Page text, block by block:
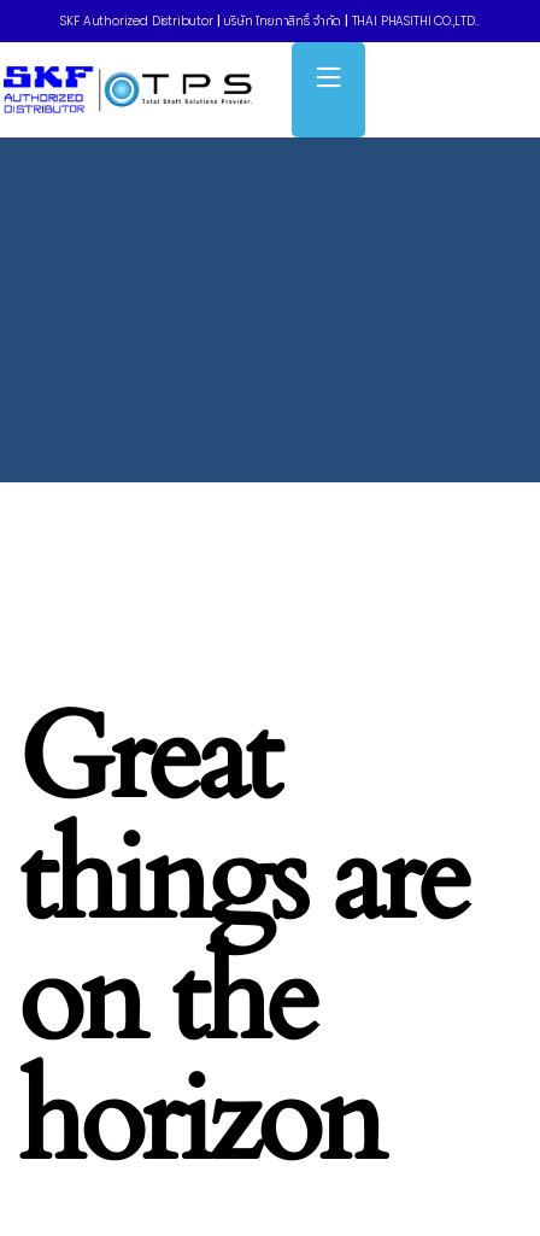
SKF Authorized Distributor บริษัท ไทยภาสิทธิ์ จำกัด THAI PHASITHI CO.,LTD..
Home » Supercar engine isolated
Great
things are
on the
horizon